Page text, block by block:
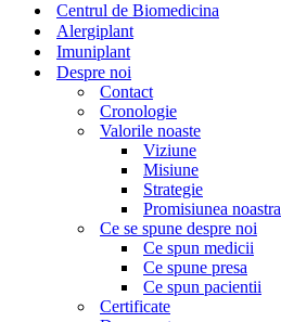
Centrul de Biomedicina
Alergiplant
Imuniplant
Despre noi
Contact
Cronologie
Valorile noaste
Viziune
Misiune
Strategie
Promisiunea noastra
Ce se spune despre noi
Ce spun medicii
Ce spune presa
Ce spun pacientii
Certificate